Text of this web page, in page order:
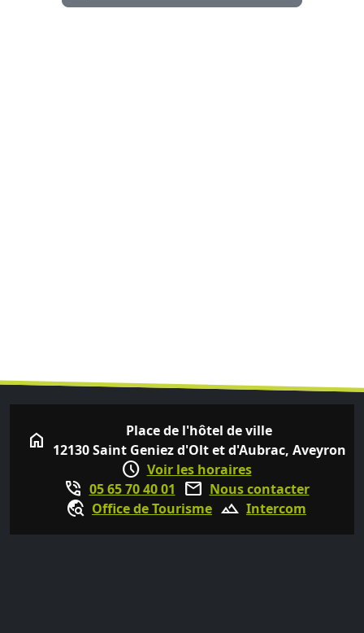
home
Place de l'hôtel de ville
12130 Saint Geniez d'Olt et d'Aubrac, Aveyron
schedule Voir les horaires
phone_in_talk 05 65 70 40 01 mail Nous contacter
travel_explore Office de Tourisme terrain Intercom